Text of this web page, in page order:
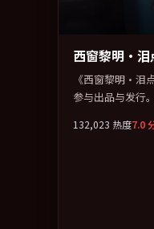
西窗黎明·泪
《西窗黎明·泪
参与出品与发行
漫长追问。全片
132,023 热度7.0